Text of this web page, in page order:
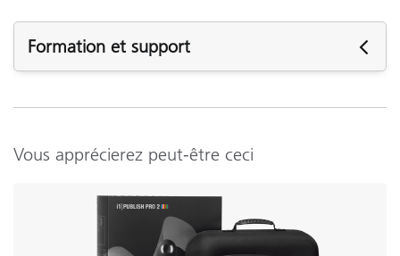
Formation et support
pour obtenir des informations complémentaires.
Logiciels:
i1Profiler (i1Publish) v3.8.4
i1Profiler (i1Publish) v3.7.1
Vous apprécierez peut-être ceci